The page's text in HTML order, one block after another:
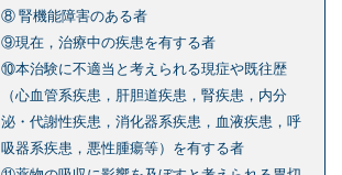
⑧ 腎機能障害のある者
⑨現在，治療中の疾患を有する者
⑩本治験に不適当と考えられる現症や既往歴
（心血管系疾患，肝胆道疾患，腎疾患，内分
泌・代謝性疾患，消化器系疾患，血液疾患，呼
吸器系疾患，悪性腫瘍等）を有する者